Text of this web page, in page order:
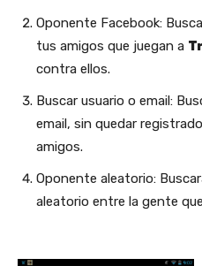
Oponente Facebook:
tus amigos que juegan a
contra ellos.
Buscar usuario o email:
email, sin quedar
amigos.
Oponente aleatorio:
aleatorio entre la gente